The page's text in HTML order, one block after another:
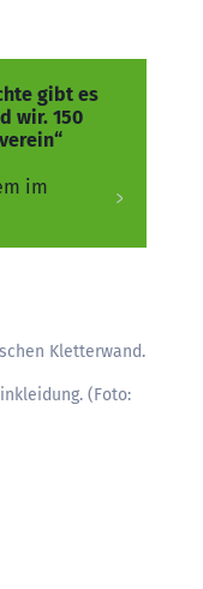
gibt es
wir. 150
im
Kletterwand.
(Foto: